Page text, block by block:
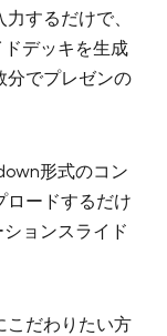
するだけで、
デッキを生成
分でプレゼンの
形式のコン
ロードするだけ
ョンスライド
こだわりたい方